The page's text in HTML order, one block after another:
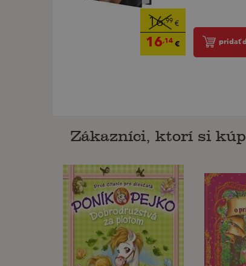
16,99 €
16,14€ pridať
Zákazníci, ktorí si